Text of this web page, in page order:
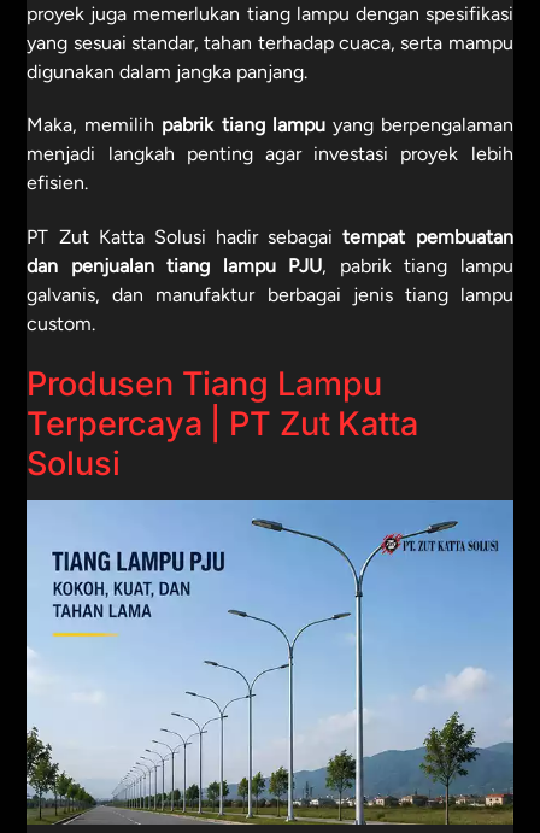
proyek juga memerlukan tiang lampu dengan spesifikasi
yang sesuai standar, tahan terhadap cuaca, serta mampu
digunakan dalam jangka panjang.
Maka, memilih pabrik tiang lampuyang berpengalaman
menjadi langkah penting agar investasi proyek lebih
efisien.
PT Zut Katta Solusi hadir sebagaitempat pembuatan
dan penjualan tiang lampu PJU, pabrik tiang lampu
galvanis, dan manufaktur berbagai jenis tiang lampu
custom.
Produsen Tiang Lampu
Terpercaya | PT Zut Katta
Solusi